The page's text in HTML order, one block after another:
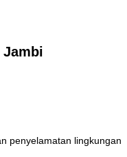
Jambi
penyelamatan lingkungan